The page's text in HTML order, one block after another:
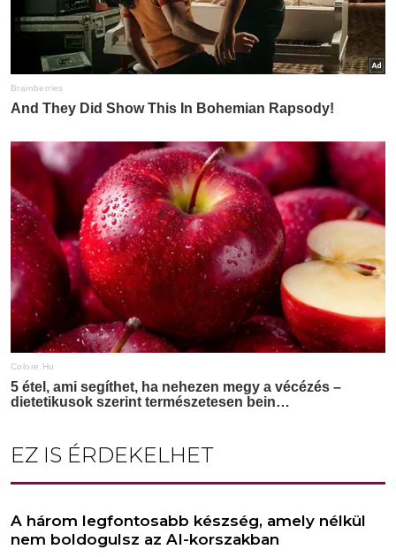
EZ IS ÉRDEKELHET
A három legfontosabb készség, amely nélkül
nem boldogulsz az AI-korszakban